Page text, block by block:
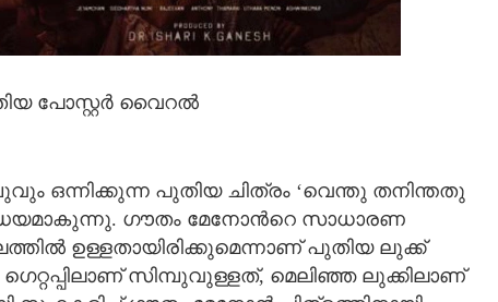
പോസ്റ്റര്‍ വൈറല്‍
ഒന്നിക്കുന്ന പുതിയ ചിത്രം ‘വെന്തു തനിന്തതു
ഗൗതം മേനോന്‍റെ സാധാരണ
ഉള്ളതായിരിക്കുമെന്നാണ് പുതിയ ലുക്ക്
സിമ്പുവുള്ളത്, മെലിഞ്ഞ ലുക്കിലാണ്